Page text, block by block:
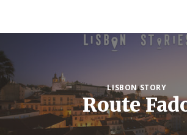
LISBON STORY
Route